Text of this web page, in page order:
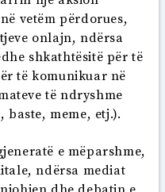
vetëm përdorues,
onlajn, ndërsa
shkathtësitë për të
të komunikuar në
të ndryshme
meme, etj.).
e mëparshme,
ndërsa mediat